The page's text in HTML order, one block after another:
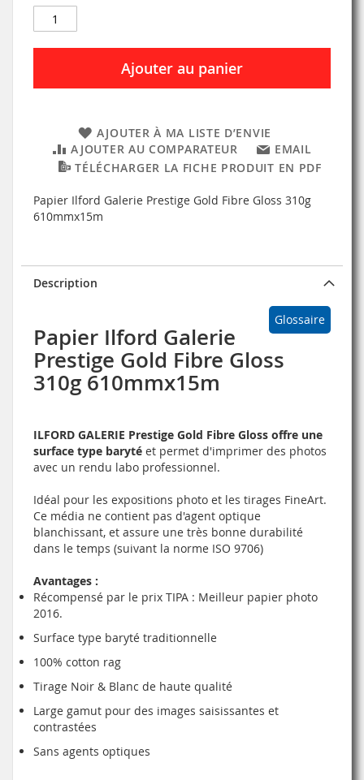
Ajouter au panier
AJOUTER À MA LISTE D’ENVIE
AJOUTER AU COMPARATEUR
EMAIL
TÉLÉCHARGER LA FICHE PRODUIT EN PDF
Papier Ilford Galerie Prestige Gold Fibre Gloss 310g
610mmx15m
Description
Glossaire
Papier Ilford Galerie
Prestige Gold Fibre Gloss
310g 610mmx15m
ILFORD GALERIE Prestige Gold Fibre Gloss offre une
surface type baryté et permet d'imprimer des photos
avec un rendu labo professionnel.
Idéal pour les expositions photo et les tirages FineArt.
Ce média ne contient pas d'agent optique
blanchissant, et assure une très bonne durabilité
dans le temps (suivant la norme ISO 9706)
Avantages :
Récompensé par le prix TIPA : Meilleur papier photo
2016.
Surface type baryté traditionnelle
100% cotton rag
Tirage Noir & Blanc de haute qualité
Large gamut pour des images saisissantes et
contrastées
Sans agents optiques